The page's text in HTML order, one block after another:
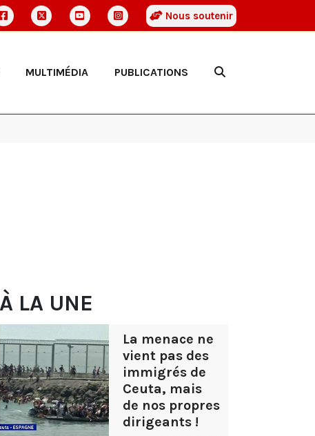
Nous soutenir
MULTIMÉDIA PUBLICATIONS
À LA UNE
La menace ne
vient pas des
immigrés de
Ceuta, mais
de nos propres
dirigeants !